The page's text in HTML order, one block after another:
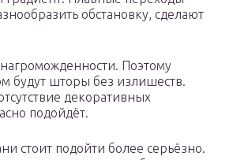
обстановку, сделают
Поэтому
будут шторы без излишеств.
декоративных
подойдёт.
стоит подойти более серьёзно.